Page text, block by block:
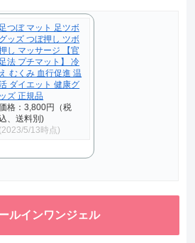
足つぼ マット 足ツボ
グッズ つぼ押し ツボ
し マッサージ 【官
足法 プチマット】 冷
え むくみ 血行促進 温
ダイエット 健康グ
ッズ 正規品
格：3,800円（税
、送料別)
(2023/5/13時点)
ルインワンジェル